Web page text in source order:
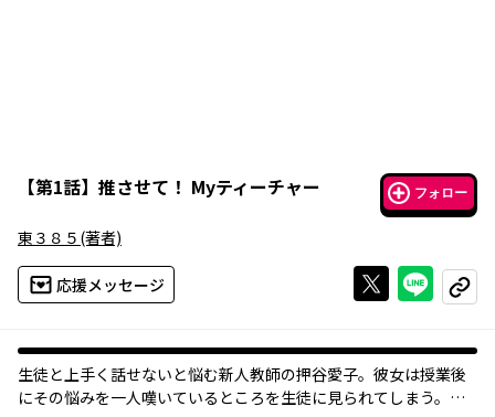
【第1話】 推させて！ Myティーチャー フォロー
東３８５ (著者)
応援メッセージ Xで投稿する
ライン
コピー
生徒と上手く話せないと悩む新人教師の押谷愛子。彼女は授業後
にその悩みを一人嘆いているところを生徒に見られてしまう。翌